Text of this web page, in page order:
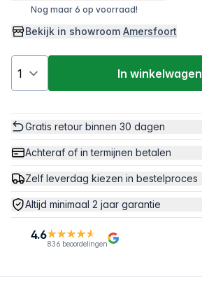
Nog maar 6 op voorraad!
Bekijk in showroom Amersfoort
In winkelwagen
Gratis retour binnen 30 dagen
Achteraf of in termijnen betalen
Zelf leverdag kiezen in bestelproces
Altijd minimaal 2 jaar garantie
4.6
836 beoordelingen